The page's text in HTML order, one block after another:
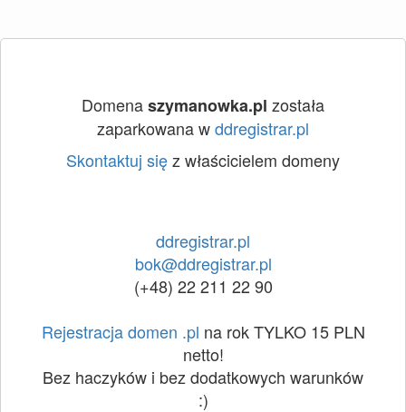
Domenaszymanowka.pl została
zaparkowana wddregistrar.pl
Skontaktuj sięz właścicielem domeny
ddregistrar.pl
bok@ddregistrar.pl
(+48) 22 211 22 90
Rejestracja domen .pl na rok TYLKO 15 PLN
netto!
Bez haczyków i bez dodatkowych warunków
:)